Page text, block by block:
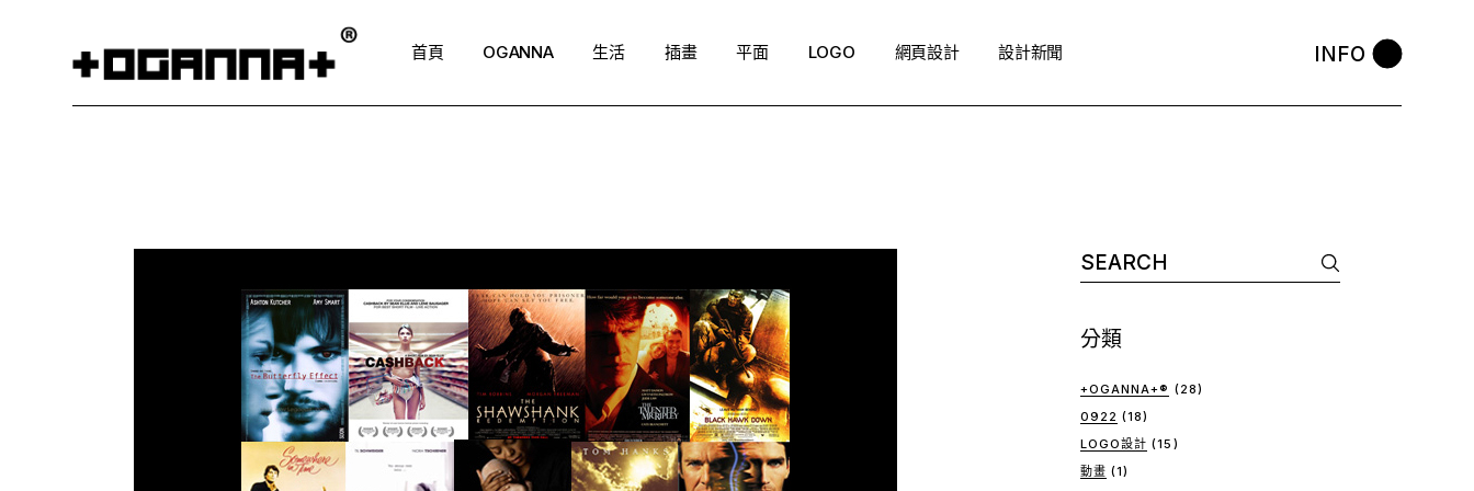
首頁 OGANNA 生活 插畫 平面 LOGO 網頁設計 設計新聞 INFO
Search
for:
分類
+OGANNA+® (28)
0922 (18)
LOGO設計 (15)
動畫 (1)